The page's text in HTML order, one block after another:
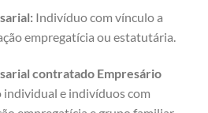
Indivíduo com vínculo a
empregatícia ou estatutária.
contratado Empresário
individual e indivíduos com